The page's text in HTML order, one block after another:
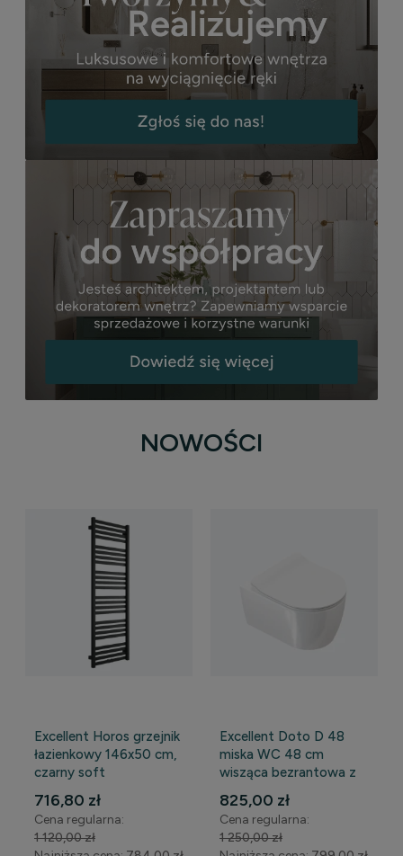
NOWOŚCI
Excellent Horos grzejnik
łazienkowy 146x50 cm,
czarny soft
WYPRZEDAŻ
716,80 zł
Cena regularna:
1 120,00 zł
Excellent Doto D 48
miska WC 48 cm
wisząca bezrantowa z
deską wolnoopadającą,
biały połysk
WYPRZEDAŻ
825,00 zł
Cena regularna:
1 250,00 zł